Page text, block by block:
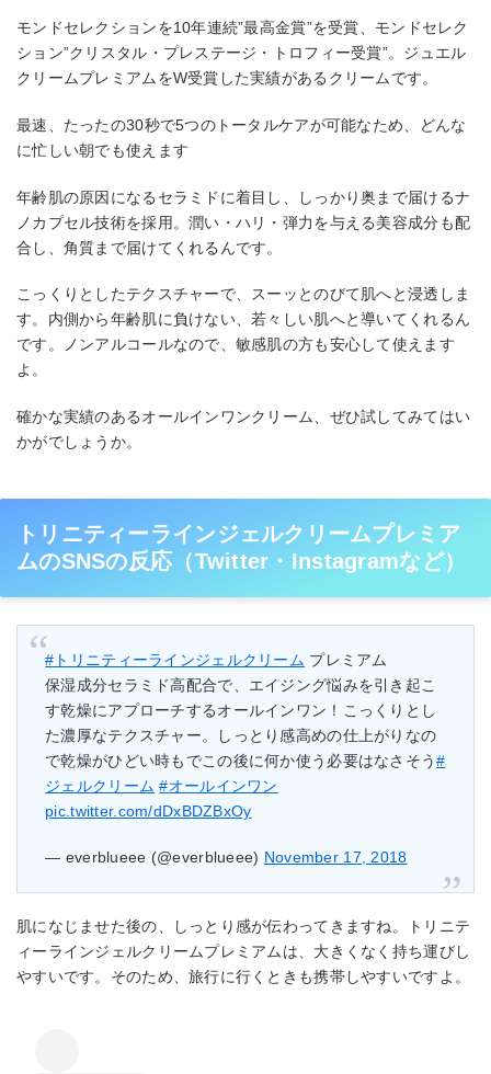
モンドセレクションを10年連続”最高金賞”を受賞、モンドセレク
ション”クリスタル・プレステージ・トロフィー受賞”。ジュエル
クリームプレミアムをW受賞した実績があるクリームです。
最速、たったの30秒で5つのトータルケアが可能なため、どんな
に忙しい朝でも使えます
年齢肌の原因になるセラミドに着目し、しっかり奥まで届けるナ
ノカプセル技術を採用。潤い・ハリ・弾力を与える美容成分も配
合し、角質まで届けてくれるんです。
こっくりとしたテクスチャーで、スーッとのびて肌へと浸透しま
す。内側から年齢肌に負けない、若々しい肌へと導いてくれるん
です。ノンアルコールなので、敏感肌の方も安心して使えます
よ。
確かな実績のあるオールインワンクリーム、ぜひ試してみてはい
かがでしょうか。
トリニティーラインジェルクリームプレミア
ムのSNSの反応（Twitter・Instagramなど）
#トリニティーラインジェルクリーム プレミアム
保湿成分セラミド高配合で、エイジング悩みを引き起こ
す乾燥にアプローチするオールインワン！こっくりとし
た濃厚なテクスチャー。しっとり感高めの仕上がりなの
で乾燥がひどい時もでこの後に何か使う必要はなさそう#
ジェルクリーム #オールインワン
pic.twitter.com/dDxBDZBxOy
— everblueee (@everblueee) November 17, 2018
肌になじませた後の、しっとり感が伝わってきますね。トリニテ
ィーラインジェルクリームプレミアムは、大きくなく持ち運びし
やすいです。そのため、旅行に行くときも携帯しやすいですよ。